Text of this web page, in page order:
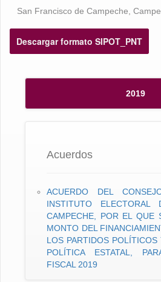
San Francisco de Campeche,
Descargar formato SIPOT_PNT
2019
Acuerdos
ACUERDO DEL
INSTITUTO ELECTORAL
CAMPECHE, POR EL QUE
MONTO DEL
LOS PARTIDOS POLÍTICOS
POLÍTICA ESTATAL,
FISCAL 2019